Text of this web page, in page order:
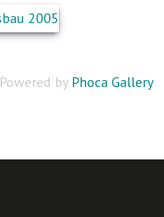
Powered by Phoca Gallery